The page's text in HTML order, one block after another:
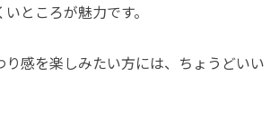
ところが魅力です。
り感を楽しみたい方には、ちょうどいい